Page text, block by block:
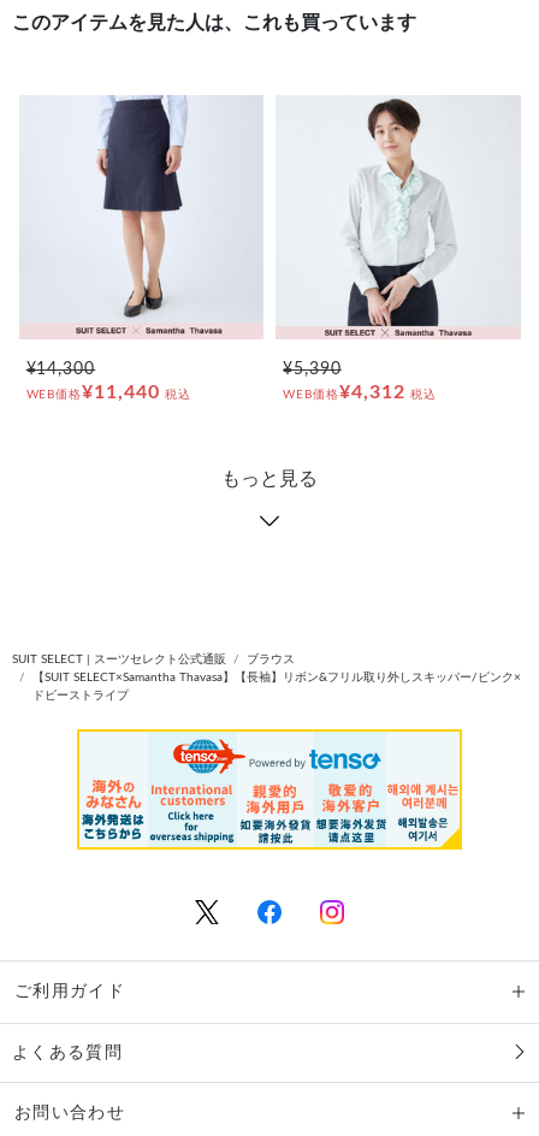
このアイテムを見た人は、これも買っています
¥14,300
WEB価格¥11,440 税込
¥5,390
WEB価格¥4,312 税込
もっと見る
SUIT SELECT | スーツセレクト公式通販
ブラウス
【SUIT SELECT×Samantha Thavasa】【長袖】リボン&フリル取り外しスキッパー/ピンク×
ドビーストライプ
ご利用ガイド
よくある質問
お問い合わせ